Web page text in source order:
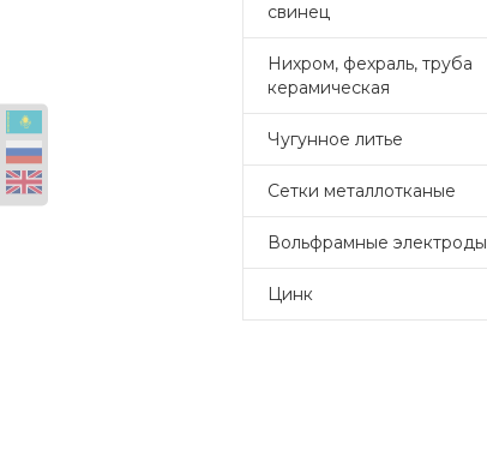
свинец
Нихром, фехраль, труба
керамическая
Чугунное литье
Сетки металлотканые
Вольфрамные электроды
Цинк